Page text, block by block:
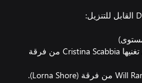
• أغنية Dream of the Beast والتي تغنيها Cristina Scabbia من فرقة